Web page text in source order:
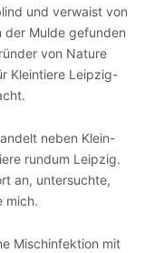
und verwaist von
der Mulde gefunden
von Nature
Kleintiere Leipzig-
neben Klein-
rundum Leipzig.
an, untersuchte,
mich.
Mischinfektion mit